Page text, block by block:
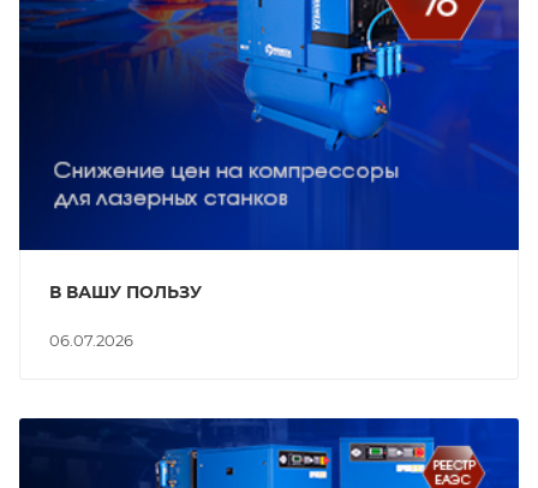
06.07.2026
В ВАШУ ПОЛЬЗУ